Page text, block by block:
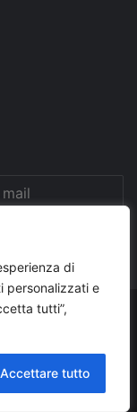
di
personalizzati e
tutti”,
Accettare tutto
|
giornalisti
al n. 569/2000 del